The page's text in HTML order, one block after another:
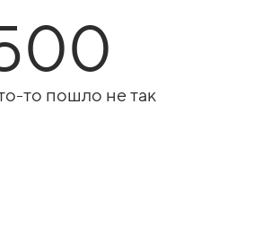
то пошло не так